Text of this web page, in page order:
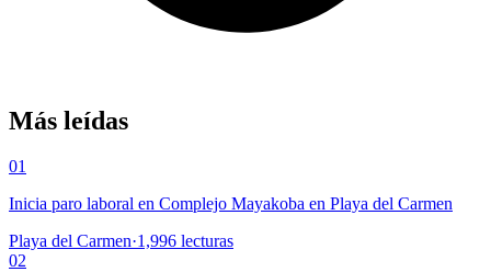
Más leídas
01
Inicia paro laboral en Complejo Mayakoba en Playa del Carmen
Playa del Carmen·1,996 lecturas
02